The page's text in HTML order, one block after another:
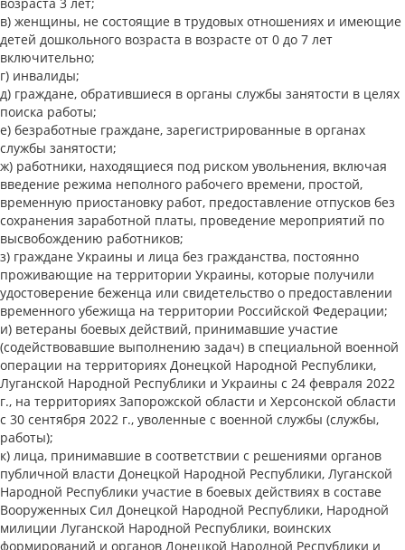
женщины, не состоящие в трудовых отношениях и имеющие
детей дошкольного возраста в возрасте от 0 до 7 лет
включительно;
инвалиды;
граждане, обратившиеся в органы службы занятости в целях
поиска работы;
безработные граждане, зарегистрированные в органах
службы занятости;
работники, находящиеся под риском увольнения, включая
введение режима неполного рабочего времени, простой,
временную приостановку работ, предоставление отпусков без
сохранения заработной платы, проведение мероприятий по
высвобождению работников;
граждане Украины и лица без гражданства, постоянно
проживающие на территории Украины, которые получили
удостоверение беженца или свидетельство о предоставлении
временного убежища на территории Российской Федерации;
ветераны боевых действий, принимавшие участие
(содействовавшие выполнению задач) в специальной военной
операции на территориях Донецкой Народной Республики,
Луганской Народной Республики и Украины с 24 февраля 2022
г., на территориях Запорожской области и Херсонской области
с 30 сентября 2022 г., уволенные с военной службы (службы,
работы);
лица, принимавшие в соответствии с решениями органов
публичной власти Донецкой Народной Республики, Луганской
Народной Республики участие в боевых действиях в составе
Вооруженных Сил Донецкой Народной Республики, Народной
милиции Луганской Народной Республики, воинских
формирований и органов Донецкой Народной Республики и